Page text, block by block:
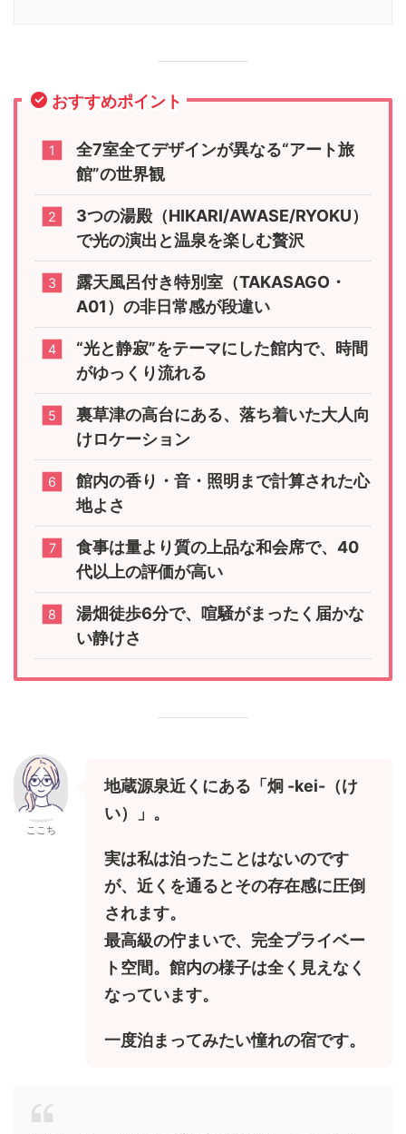
おすすめポイント
全7室全てデザインが異なる“アート旅
館”の世界観
3つの湯殿（HIKARI/AWASE/RYOKU）
で光の演出と温泉を楽しむ贅沢
露天風呂付き特別室（TAKASAGO・
A01）の非日常感が段違い
“光と静寂”をテーマにした館内で、時間
がゆっくり流れる
裏草津の高台にある、落ち着いた大人向
けロケーション
館内の香り・音・照明まで計算された心
地よさ
食事は量より質の上品な和会席で、40
代以上の評価が高い
湯畑徒歩6分で、喧騒がまったく届かな
い静けさ
ここち
地蔵源泉近くにある「炯 -kei-（け
い）」。
実は私は泊ったことはないのです
が、近くを通るとその存在感に圧倒
されます。
最高級の佇まいで、完全プライベー
ト空間。館内の様子は全く見えなく
なっています。
一度泊まってみたい憧れの宿です。